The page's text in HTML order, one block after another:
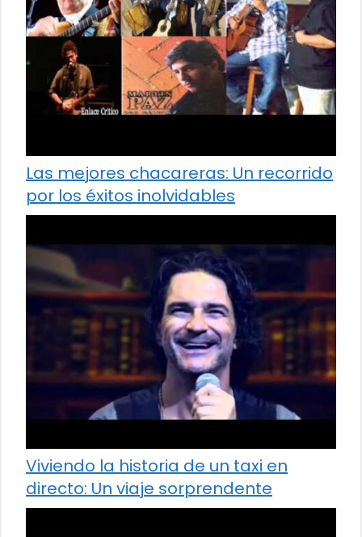
Las mejores chacareras: Un recorrido
por los éxitos inolvidables
Viviendo la historia de un taxi en
directo: Un viaje sorprendente